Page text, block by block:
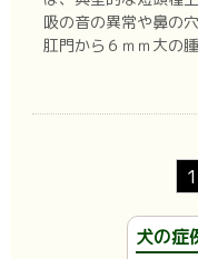
吸の音の異常や鼻の
肛門から６ｍｍ大の
1
犬の症